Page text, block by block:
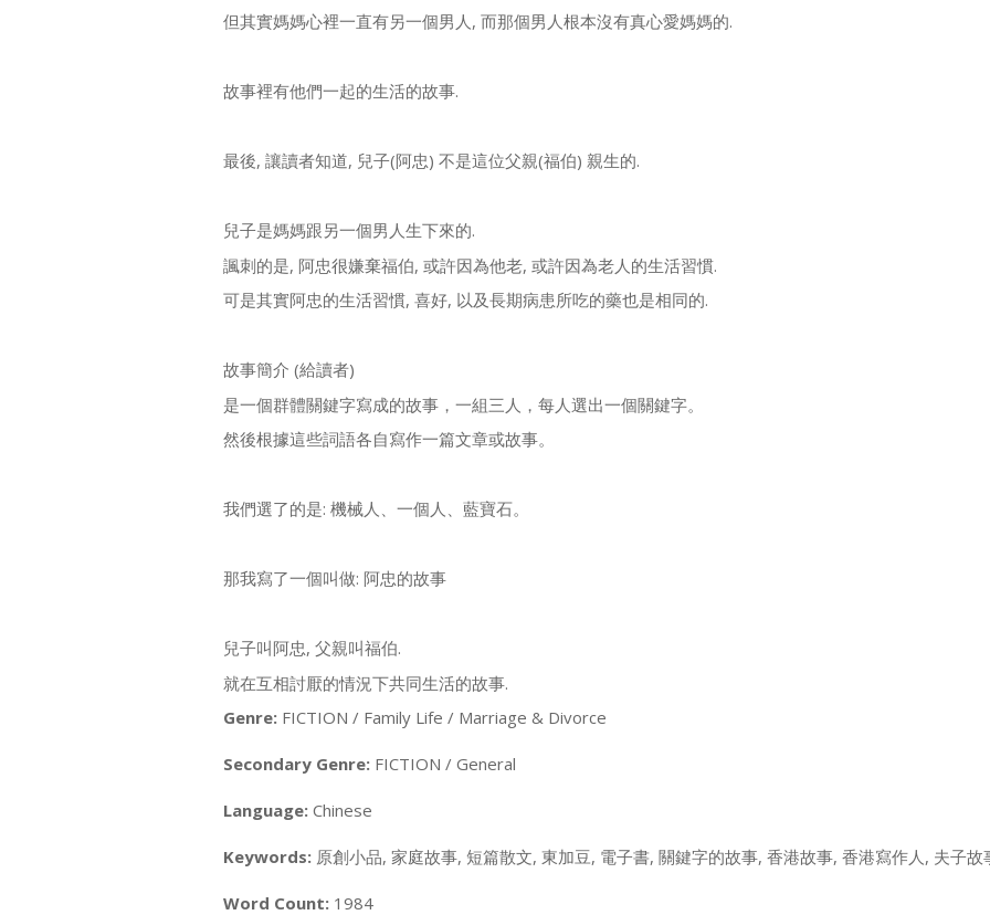
但其實媽媽心裡一直有另一個男人, 而那個男人根本沒有真心愛媽媽的.
故事裡有他們一起的生活的故事.
最後, 讓讀者知道, 兒子(阿忠) 不是這位父親(福伯) 親生的.
兒子是媽媽跟另一個男人生下來的.
諷刺的是, 阿忠很嫌棄福伯, 或許因為他老, 或許因為老人的生活習慣.
可是其實阿忠的生活習慣, 喜好, 以及長期病患所吃的藥也是相同的.
故事簡介 (給讀者)
是一個群體關鍵字寫成的故事，一組三人，每人選出一個關鍵字。
然後根據這些詞語各自寫作一篇文章或故事。
我們選了的是: 機械人、一個人、藍寶石。
那我寫了一個叫做: 阿忠的故事
兒子叫阿忠, 父親叫福伯.
就在互相討厭的情況下共同生活的故事.
Genre: FICTION / Family Life / Marriage & Divorce
Secondary Genre: FICTION / General
Language: Chinese
Keywords: 原創小品, 家庭故事, 短篇散文, 東加豆, 電子書, 關鍵字的故事, 香港故事, 香港寫作人, 夫子故
Word Count: 1984